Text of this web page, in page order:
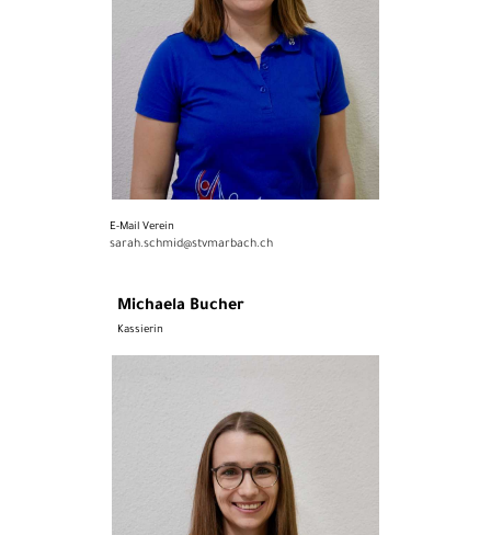
E-Mail Verein
sarah.schmid@stvmarbach.ch
Michaela Bucher
Kassierin